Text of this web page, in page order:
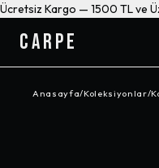
Ücretsiz Kargo — 1500 TL ve
CARPE
Anasayfa/Koleksiyonlar/